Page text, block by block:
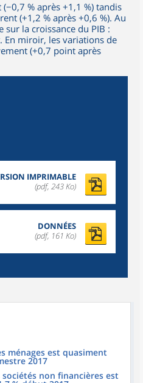
% après +1,1 %) tandis
(+1,2 % après +0,6 %). Au
la croissance du PIB :
miroir, les variations de
(+0,7 point après
IMPRIMABLE
(pdf, 243 Ko)
DONNÉES
(pdf, 161 Ko)
ménages est quasiment
2017
non financières est